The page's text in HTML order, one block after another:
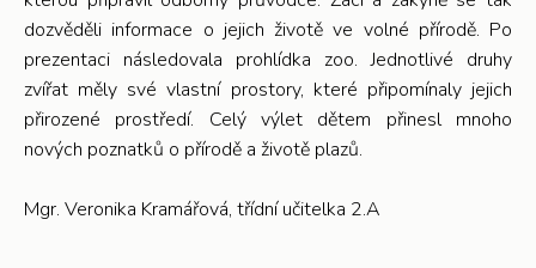
dozvěděli informace o jejich životě ve volné přírodě. Po
prezentaci následovala prohlídka zoo. Jednotlivé druhy
zvířat měly své vlastní prostory, které připomínaly jejich
přirozené prostředí. Celý výlet dětem přinesl mnoho
nových poznatků o přírodě a životě plazů.
Mgr. Veronika Kramářová, třídní učitelka 2.A